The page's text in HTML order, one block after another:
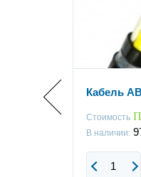
Кабель
Стоимость
В наличии: